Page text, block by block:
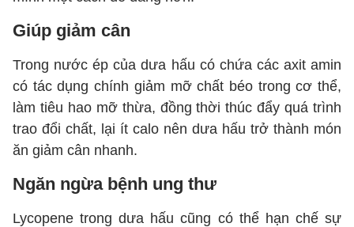
Giúp giảm cân
Trong nước ép của dưa hấu có chứa các axit amin
có tác dụng chính giảm mỡ chất béo trong cơ thể,
làm tiêu hao mỡ thừa, đồng thời thúc đẩy quá trình
trao đổi chất, lại ít calo nên dưa hấu trở thành món
ăn giảm cân nhanh.
Ngăn ngừa bệnh ung thư
Lycopene trong dưa hấu cũng có thể hạn chế sự